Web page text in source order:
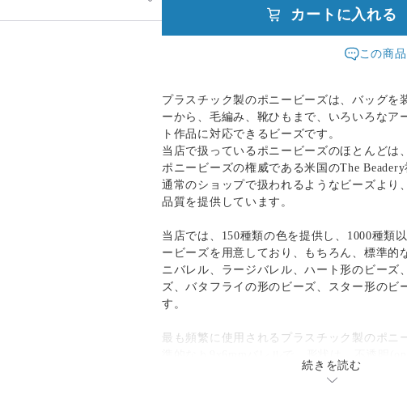
カートに入れる
この商
プラスチック製のポニービーズは、バッグを
ーから、毛編み、靴ひもまで、いろいろなア
ト作品に対応できるビーズです。
当店で扱っているポニービーズのほとんどは
ポニービーズの権威である米国のThe Beadery
通常のショップで扱われるようなビーズより
品質を提供しています。
当店では、150種類の色を提供し、1000種類
ービーズを用意しており、もちろん、標準的
ニバレル、ラージバレル、ハート形のビーズ
ズ、バタフライの形のビーズ、スター形のビ
す。
最も頻繁に使用されるプラスチック製のポニ
閃光(sparkle)、ネオンブライト、透明、マッ
続きを読む